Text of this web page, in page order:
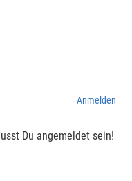
Anmelden
Du angemeldet sein!